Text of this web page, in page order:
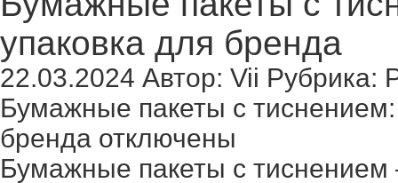
упаковка для бренда
22.03.2024 Автор: Vii Рубрика:
Бумажные пакеты с
бренда отключены
Бумажные пакеты с тиснением